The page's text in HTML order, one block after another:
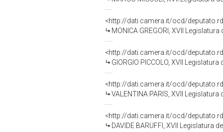
<http://dati.camera.it/ocd/
MONICA GREGORI, XVII
<http://dati.camera.it/ocd/
GIORGIO PICCOLO, XVII
<http://dati.camera.it/ocd/
VALENTINA PARIS, XVII Legislatura
<http://dati.camera.it/ocd/
DAVIDE BARUFFI, XVII Legislatura